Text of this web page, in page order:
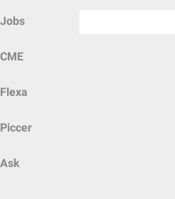
Jobs
CME
Flexa
Piccer
Ask